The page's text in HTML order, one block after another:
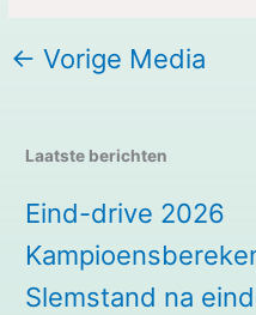
← Vorige Media
Laatste berichten
Eind-drive 2026
Slemstand na